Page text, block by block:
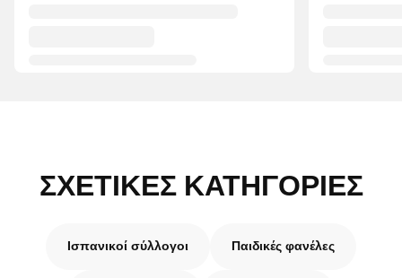
ΣΧΕΤΙΚΈΣ ΚΑΤΗΓΟΡΊΕΣ
Ισπανικοί σύλλογοι Παιδικές φανέλες